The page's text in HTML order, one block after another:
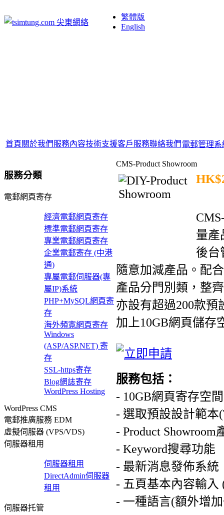
繁體版
English
首頁 關於我們服務內容技術支援客戶服務聯絡我們 電郵管理系
服務分類
電郵網頁寄存
經濟電郵網頁寄存
標準電郵網頁寄存
專業電郵網頁寄存
企業電郵寄存 (中港
通)
專屬電郵伺服器(專
屬IP)系統
PHP+MySQL網頁寄
存
海外頻寬網頁寄存
Windows
(ASP/ASP.NET) 寄
存
SSL-https寄存
Blog網誌寄存
WordPress Hosting
WordPress CMS
電郵推廣服務 EDM
虛擬伺服器 (VPS/VDS)
伺服器租用
伺服器租用
DirectAdmin伺服器
租用
伺服器托管
CMS-Product Showroom
量產
後台
隨意加減產品。配
產品分門別類，整
亦設有超過200款
加上10GB網頁儲存
服務包括：
- 10GB網頁寄存空間
- 選取預設設計範本
- Product Showroom
- Keyword搜尋功能
- 最新消息發佈系統
- 五頁基本內容輸入
- 一種語言(額外增